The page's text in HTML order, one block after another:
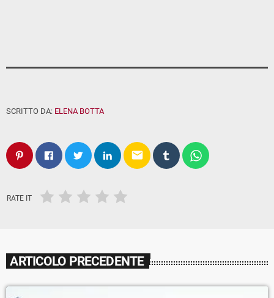
SCRITTO DA: ELENA BOTTA
email
RATE IT
ARTICOLO PRECEDENTE